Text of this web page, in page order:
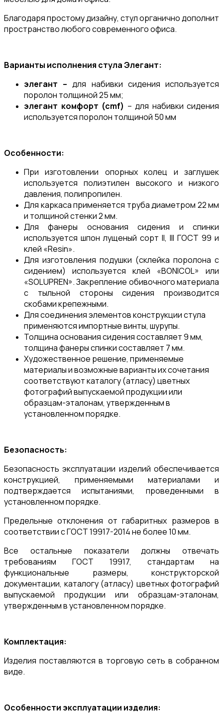
Благодаря простому дизайну, стул органично дополнит
пространство любого современного офиса.
Варианты исполнения стула Элегант:
элегант –для набивки сидения используется
поролон толщиной 25 мм;
элегант комфорт (cmf) – для набивки сидения
используется поролон толщиной 50 мм
Особенности:
При изготовлении опорных колец и заглушек
используется полиэтилен высокого и низкого
давления, полипропилен.
Для каркаса применяется труба диаметром 22 мм
и толщиной стенки 2 мм.
Для фанеры основания сидения и спинки
используется шпон лущеный сорт II, III ГОСТ 99 и
клей «Resin».
Для изготовления подушки (склейка поролона с
сидением) используется клей «BONICOL» или
«SOLUPREN». Закрепление обивочного материала
с тыльной стороны сидения производится
скобами крепежными.
Для соединения элементов конструкции стула
применяются импортные винты, шурупы.
Толщина основания сидения составляет 9 мм,
толщина фанеры спинки составляет 7 мм.
Художественное решение, применяемые
материалы и возможные варианты их сочетания
соответствуют каталогу (атласу) цветных
фотографий выпускаемой продукции или
образцам-эталонам, утвержденным в
установленном порядке.
Безопасность:
Безопасность эксплуатации изделий обеспечивается
конструкцией, применяемыми материалами и
подтверждается испытаниями, проведенными в
установленном порядке.
Предельные отклонения от габаритных размеров в
соответствии с ГОСТ 19917-2014 не более 10 мм.
Все остальные показатели должны отвечать
требованиям ГОСТ 19917, стандартам на
функциональные размеры, конструкторской
документации, каталогу (атласу) цветных фотографий
выпускаемой продукции или образцам-эталонам,
утвержденным в установленном порядке.
Комплектация:
Изделия поставляются в торговую сеть в собранном
виде.
Особенности эксплуатации изделия: